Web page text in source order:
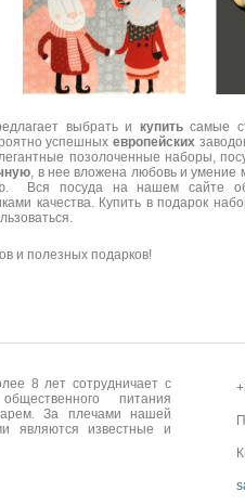
выбрать и купитьсамые
успешныхевропейских
позолоченные наборы,
, в нее вложена любовь и умение
Вся посуда на нашем сайте
качества. Купить в подарок
и полезных подарков!
8 лет сотрудничает с
питания
За плечами нашей
являются известные и